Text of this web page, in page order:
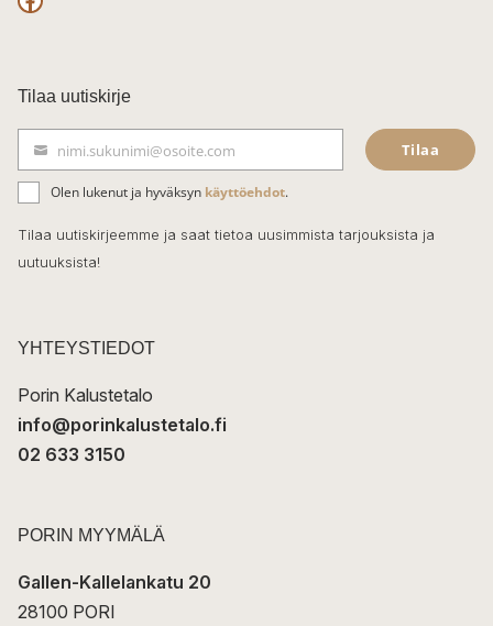
F
c
e
b
o
o
k
Tilaa uutiskirje
ä
h
k
t
nimi.sukunimi@osoite.com Tilaa
Olen lukenut ja hyväksyn käyttöehdot.
Tilaa uutiskirjeemme ja saat tietoa uusimmista tarjouksista ja
uutuuksista!
YHTEYSTIEDOT
Porin Kalustetalo
info@porinkalustetalo.fi
02 633 3150
PORIN MYYMÄLÄ
Gallen-Kallelankatu 20
28100 PORI